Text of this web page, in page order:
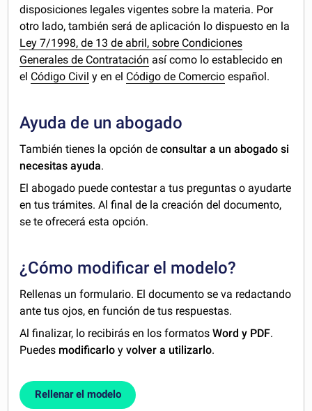
disposiciones legales vigentes sobre la materia. Por
otro lado, también será de aplicación lo dispuesto en la
Ley 7/1998, de 13 de abril, sobre Condiciones
Generales de Contratación así como lo establecido en
el Código Civil y en el Código de Comercio español.
Ayuda de un abogado
También tienes la opción deconsultar a un abogado si
necesitas ayuda.
El abogado puede contestar a tus preguntas o ayudarte
en tus trámites. Al final de la creación del documento,
se te ofrecerá esta opción.
¿Cómo modificar el modelo?
Rellenas un formulario. El documento se va redactando
ante tus ojos, en función de tus respuestas.
Al finalizar, lo recibirás en los formatosWord y PDF.
Puedes modificarlo yvolver a utilizarlo.
Rellenar el modelo